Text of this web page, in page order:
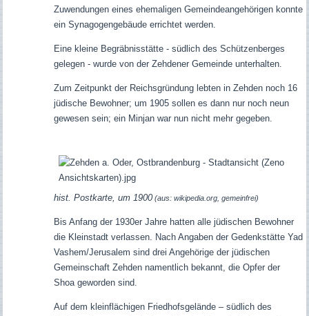
Zuwendungen eines ehemaligen Gemeindeangehörigen konnte
ein Synagogengebäude errichtet werden.
Eine kleine Begräbnisstätte - südlich des Schützenberges
gelegen - wurde von der Zehdener Gemeinde unterhalten.
Zum Zeitpunkt der Reichsgründung lebten in Zehden noch 16
jüdische Bewohner; um 1905 sollen es dann nur noch neun
gewesen sein; ein Minjan war nun nicht mehr gegeben.
hist. Postkarte, um 1900(aus: wikipedia.org, gemeinfrei)
Bis Anfang der 1930er Jahre hatten alle jüdischen Bewohner
die Kleinstadt verlassen. Nach Angaben der Gedenkstätte Yad
Vashem/Jerusalem sind drei Angehörige der jüdischen
Gemeinschaft Zehden namentlich bekannt, die Opfer der
Shoa geworden sind.
Auf dem kleinflächigen Friedhofsgelände – südlich des